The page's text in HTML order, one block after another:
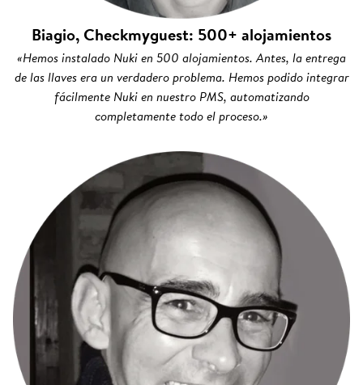
Biagio, Checkmyguest: 500+ alojamientos
«Hemos instalado Nuki en 500 alojamientos. Antes, la entrega
de las llaves era un verdadero problema. Hemos podido integrar
fácilmente Nuki en nuestro PMS, automatizando
completamente todo el proceso.»